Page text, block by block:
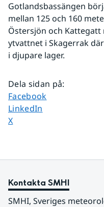
Gotlandsbassängen
mellan 125 och 160
Östersjön och Kattegatt
ytvattnet i Skagerrak
i djupare lager.
Dela sidan på:
Dela sidan på
Facebook
Dela sidan på
LinkedIn
Dela sidan på
X
Kontakta SMHI
SMHI, Sveriges